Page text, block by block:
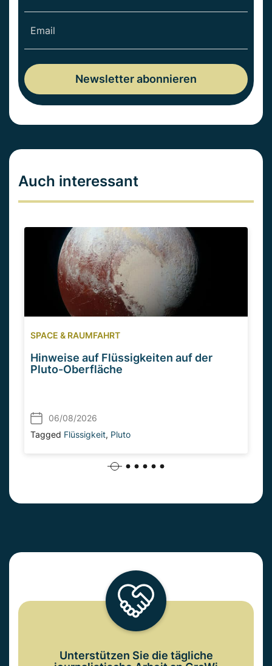
Auch interessant
SPACE & RAUMFAHRT
Hinweise auf Flüssigkeiten auf der
Pluto-Oberfläche
06/08/2026
Tagged Flüssigkeit, Pluto
Unterstützen Sie die tägliche